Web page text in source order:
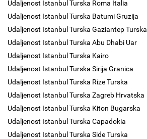
Udaljenost Istanbul Turska Roma Italia
Udaljenost Istanbul Turska Batumi Gruzija
Udaljenost Istanbul Turska Gaziantep Turska
Udaljenost Istanbul Turska Abu Dhabi Uar
Udaljenost Istanbul Turska Kairo
Udaljenost Istanbul Turska Sirija Granica
Udaljenost Istanbul Turska Rize Turska
Udaljenost Istanbul Turska Zagreb Hrvatska
Udaljenost Istanbul Turska Kiton Bugarska
Udaljenost Istanbul Turska Capadokia
Udaljenost Istanbul Turska Side Turska